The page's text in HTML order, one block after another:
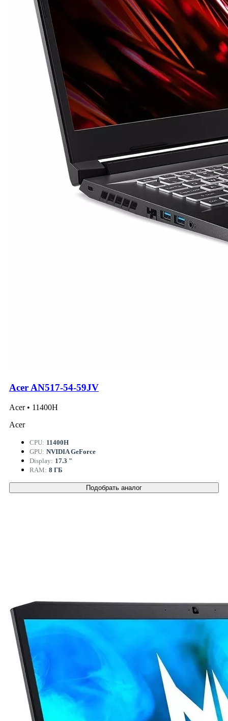
Acer AN517-54-59JV
Acer • 11400H
Acer
CPU: 11400H
GPU: NVIDIA GeForce
Display: 17.3 "
RAM: 8 ГБ
Подобрать аналог